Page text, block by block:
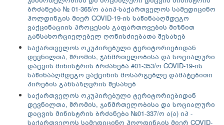
ბრძანება № 01-365/ო ააიპ-საქართველოს სამედიცინო
ჰოლდინგის მიერ COVID-19-ის საწინააღმდეგო
ვაქცინაციის პროცესის გაფართოვების მიზნით
განსახორციელებელ ღონისძიებათა შესახებ
საქართველოს ოკუპირებული ტერიტორიებიდან
დევნილთა, შრომის, ჯანმრთელობისა და სოციალური
დაცვის მინისტრის ბრძანება #01-353/ო COVID-19-ის
საწინააღმდეგო ვაქცინის მოსარგებლე დამატებითი
პირების განსაზღვრის შესახებ
საქართველოს ოკუპირებული ტერიტორიებიდან
დევნილთა, შრომის, ჯანმრთელობისა და სოციალური
დაცვის მინისტრის ბრძანება №01-337/ო ა(ა) იპ -
საქართველოს სამედიცინო ჰოლდინგის მიერ COVID-